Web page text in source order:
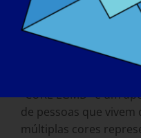
Curar a
"CURE LGMD" é um
de pessoas que vivem
múltiplas cores